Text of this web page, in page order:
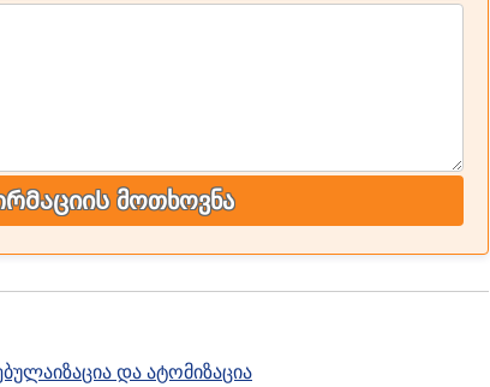
მოთხოვნა
და ატომიზაცია